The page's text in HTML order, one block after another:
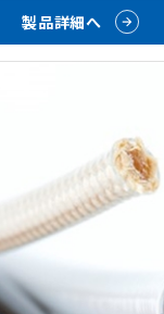
製品詳細へ